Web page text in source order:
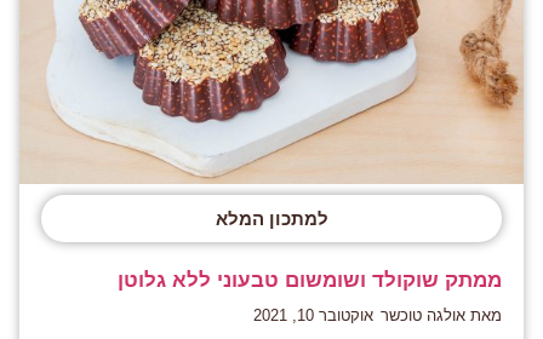
למתכון המלא
ממתק שוקולד ושומשום טבעוני ללא גלוטן
מאת אולגה טוכשר אוקטובר 10, 2021